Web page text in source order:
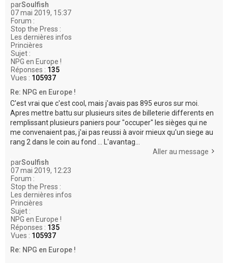
parSoulfish
07 mai 2019, 15:37
Forum :
Stop the Press :
Les dernières infos
Princières
Sujet :
NPG en Europe !
Réponses : 135
Vues : 105937
Re: NPG en Europe !
C'est vrai que c'est cool, mais j'avais pas 895 euros sur moi.
Apres mettre battu sur plusieurs sites de billeterie differents en
remplissant plusieurs paniers pour "occuper" les sièges qui ne
me convenaient pas, j'ai pas reussi à avoir mieux qu'un siege au
rang 2 dans le coin au fond ... L'avantag...
Aller au message
parSoulfish
07 mai 2019, 12:23
Forum :
Stop the Press :
Les dernières infos
Princières
Sujet :
NPG en Europe !
Réponses : 135
Vues : 105937
Re: NPG en Europe !